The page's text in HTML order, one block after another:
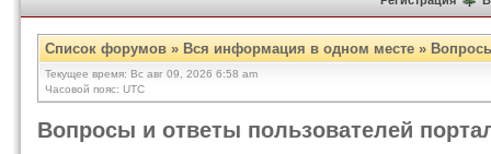
Список форумов»Вся информация в одном месте»
Текущее время: Вс авг 09, 2026 6:58 am
Часовой пояс: UTC
Вопросы и ответы пользователей